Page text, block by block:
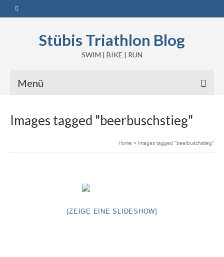
Stübis Triathlon Blog
SWIM | BIKE | RUN
Menü
Images tagged "beerbuschstieg"
Home » Images tagged "beerbuschstieg"
[ZEIGE EINE SLIDESHOW]